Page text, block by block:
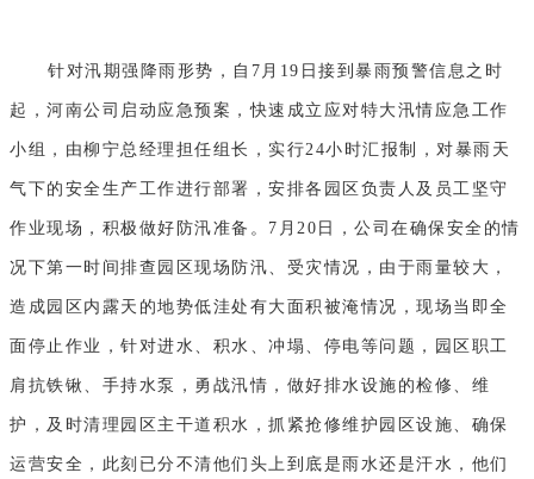
针对汛期强降雨形势，自7月19日接到暴雨预警信息之时
起，河南公司启动应急预案，快速成立应对特大汛情应急工作
小组，由柳宁总经理担任组长，实行24小时汇报制，对暴雨天
气下的安全生产工作进行部署，安排各园区负责人及员工坚守
作业现场，积极做好防汛准备。7月20日，公司在确保安全的情
况下第一时间排查园区现场防汛、受灾情况，由于雨量较大，
造成园区内露天的地势低洼处有大面积被淹情况，现场当即全
面停止作业，针对进水、积水、冲塌、停电等问题，园区职工
肩抗铁锹、手持水泵，勇战汛情，做好排水设施的检修、维
护，及时清理园区主干道积水，抓紧抢修维护园区设施、确保
运营安全，此刻已分不清他们头上到底是雨水还是汗水，他们